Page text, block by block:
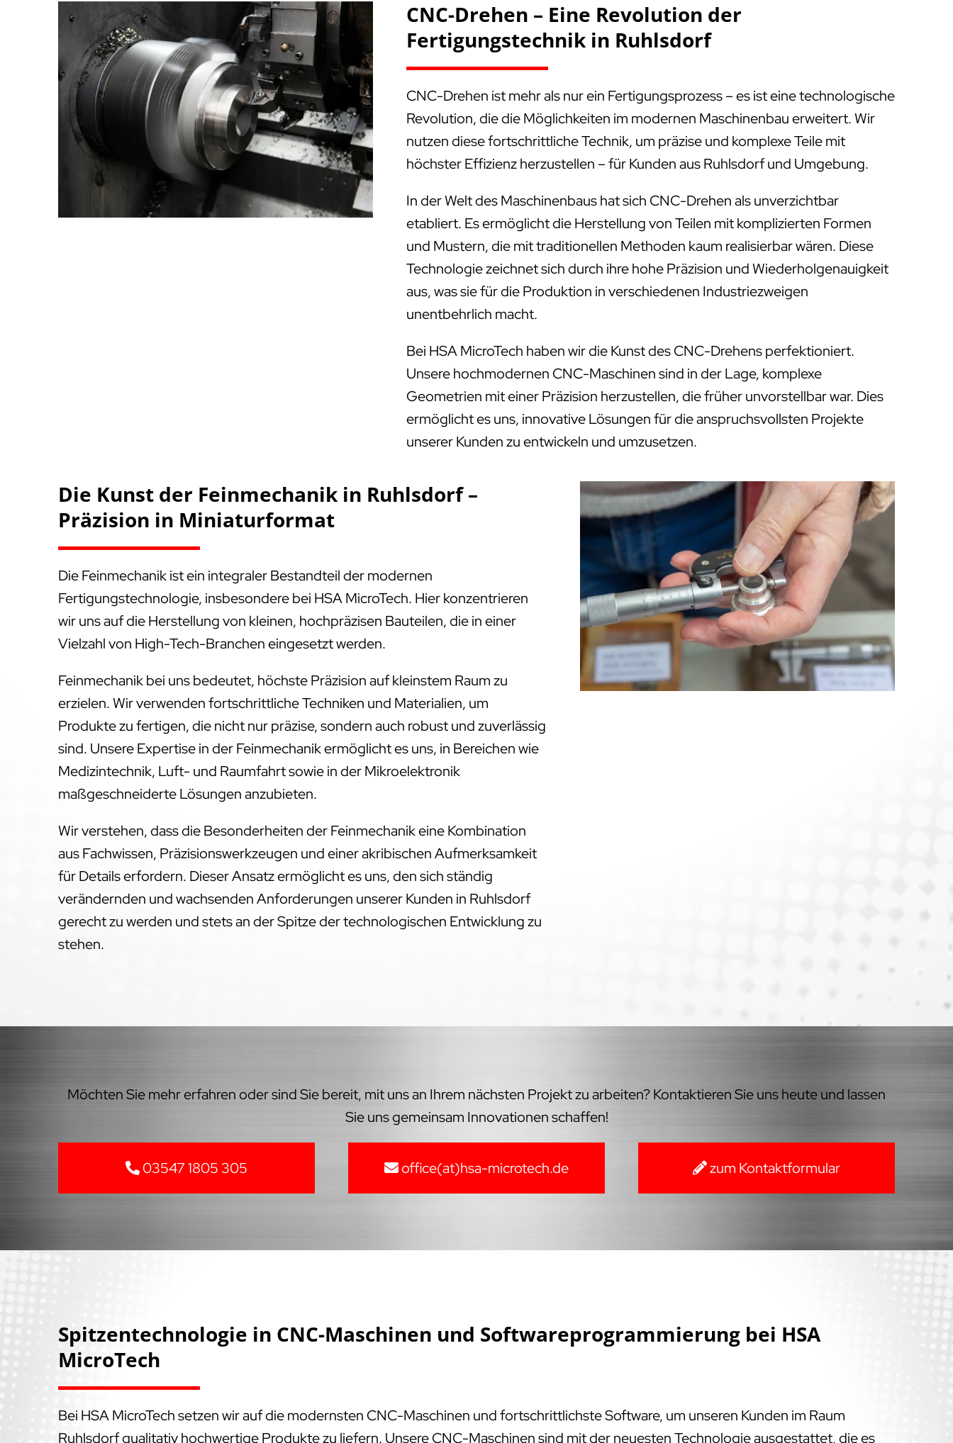
CNC-Drehen – Eine Revolution der
Fertigungstechnik in Ruhlsdorf
CNC-Drehen ist mehr als nur ein Fertigungsprozess – es ist eine technologische
Revolution, die die Möglichkeiten im modernen Maschinenbau erweitert. Wir
nutzen diese fortschrittliche Technik, um präzise und komplexe Teile mit
höchster Effizienz herzustellen – für Kunden aus Ruhlsdorf und Umgebung.
In der Welt des Maschinenbaus hat sich CNC-Drehen als unverzichtbar
etabliert. Es ermöglicht die Herstellung von Teilen mit komplizierten Formen
und Mustern, die mit traditionellen Methoden kaum realisierbar wären. Diese
Technologie zeichnet sich durch ihre hohe Präzision und Wiederholgenauigkeit
aus, was sie für die Produktion in verschiedenen Industriezweigen
unentbehrlich macht.
Bei HSA MicroTech haben wir die Kunst des CNC-Drehens perfektioniert.
Unsere hochmodernen CNC-Maschinen sind in der Lage, komplexe
Geometrien mit einer Präzision herzustellen, die früher unvorstellbar war. Dies
ermöglicht es uns, innovative Lösungen für die anspruchsvollsten Projekte
unserer Kunden zu entwickeln und umzusetzen.
Die Kunst der Feinmechanik in Ruhlsdorf –
Präzision in Miniaturformat
Die Feinmechanik ist ein integraler Bestandteil der modernen
Fertigungstechnologie, insbesondere bei HSA MicroTech. Hier konzentrieren
wir uns auf die Herstellung von kleinen, hochpräzisen Bauteilen, die in einer
Vielzahl von High-Tech-Branchen eingesetzt werden.
Feinmechanik bei uns bedeutet, höchste Präzision auf kleinstem Raum zu
erzielen. Wir verwenden fortschrittliche Techniken und Materialien, um
Produkte zu fertigen, die nicht nur präzise, sondern auch robust und zuverlässig
sind. Unsere Expertise in der Feinmechanik ermöglicht es uns, in Bereichen wie
Medizintechnik, Luft- und Raumfahrt sowie in der Mikroelektronik
maßgeschneiderte Lösungen anzubieten.
Wir verstehen, dass die Besonderheiten der Feinmechanik eine Kombination
aus Fachwissen, Präzisionswerkzeugen und einer akribischen Aufmerksamkeit
für Details erfordern. Dieser Ansatz ermöglicht es uns, den sich ständig
verändernden und wachsenden Anforderungen unserer Kunden in Ruhlsdorf
gerecht zu werden und stets an der Spitze der technologischen Entwicklung zu
stehen.
Möchten Sie mehr erfahren oder sind Sie bereit, mit uns an Ihrem nächsten Projekt zu arbeiten? Kontaktieren Sie uns heute und lassen
Sie uns gemeinsam Innovationen schaffen!
03547 1805 305 office(at)hsa-microtech.de zum Kontaktformular
Spitzentechnologie in CNC-Maschinen und Softwareprogrammierung bei HSA
MicroTech
Bei HSA MicroTech setzen wir auf die modernsten CNC-Maschinen und fortschrittlichste Software, um unseren Kunden im Raum
Ruhlsdorf qualitativ hochwertige Produkte zu liefern. Unsere CNC-Maschinen sind mit der neuesten Technologie ausgestattet, die es